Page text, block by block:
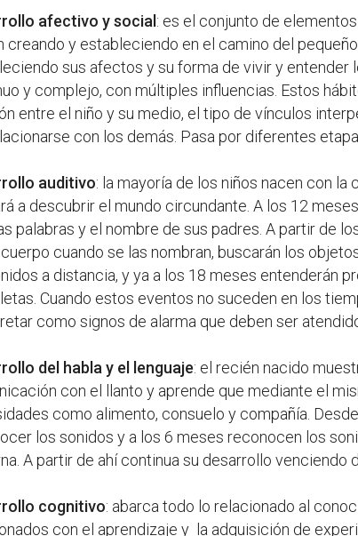
afectivo y social : es el conjunto de
creando y estableciendo en el camino del
sus afectos y su forma de vivir y entender
y complejo, con múltiples influencias. Estos
entre el niño y su medio, el tipo de vínculos
con los demás. Pasa por diferentes
auditivo: la mayoría de los niños nacen con
a descubrir el mundo circundante. A los 12
palabras y el nombre de sus padres. A partir de
cuando se las nombran, buscarán los
a distancia, y ya a los 18 meses entenderán
Cuando estos eventos no suceden en los
como signos de alarma que deben ser
del habla y el lenguaje: el recién nacido
con el llanto y aprende que mediante el
como alimento, consuelo y compañía.
los sonidos y a los 6 meses reconocen los
A partir de ahí continua su desarrollo venciendo
cognitivo: abarca todo lo relacionado al
con el aprendizaje y la adquisición de